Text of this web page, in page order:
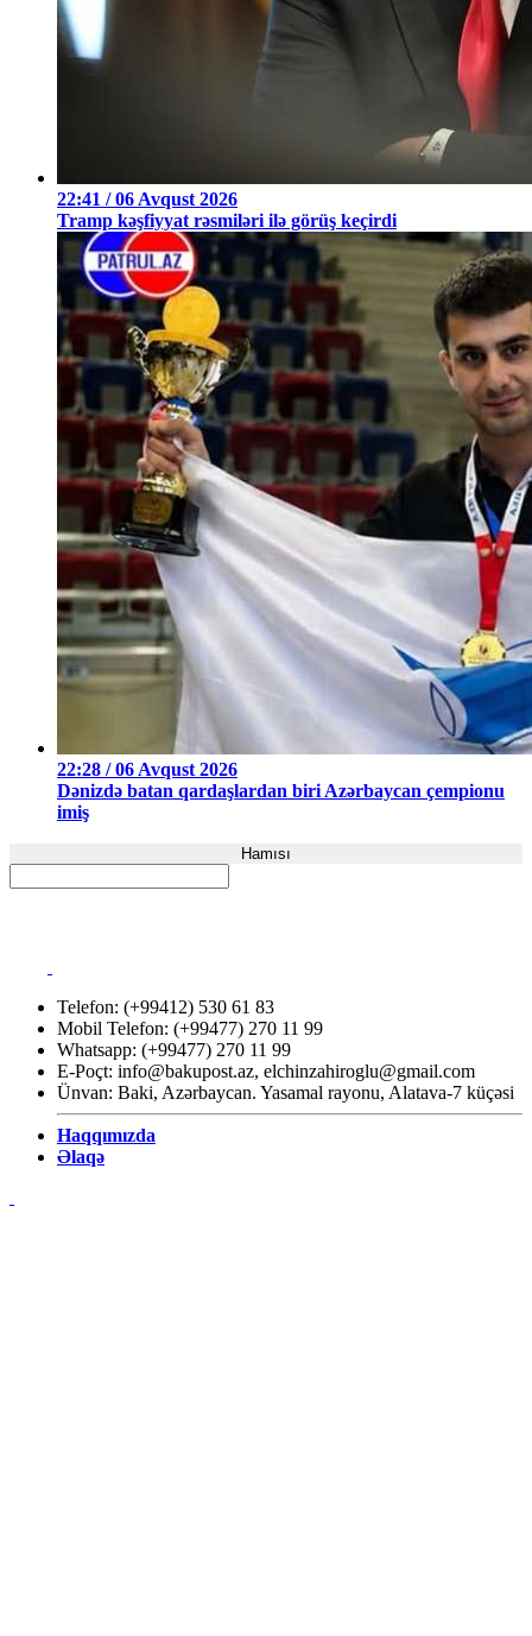
22:41 / 06 Avqust 2026
Tramp kəşfiyyat rəsmiləri ilə görüş keçirdi
22:28 / 06 Avqust 2026
Dənizdə batan qardaşlardan biri Azərbaycan çempionu
imiş
Hamısı
Telefon: (+99412) 530 61 83
Mobil Telefon: (+99477) 270 11 99
Whatsapp: (+99477) 270 11 99
E-Poçt: info@bakupost.az, elchinzahiroglu@gmail.com
Ünvan: Baki, Azərbaycan. Yasamal rayonu, Alatava-7 küçəsi
Haqqımızda
Əlaqə